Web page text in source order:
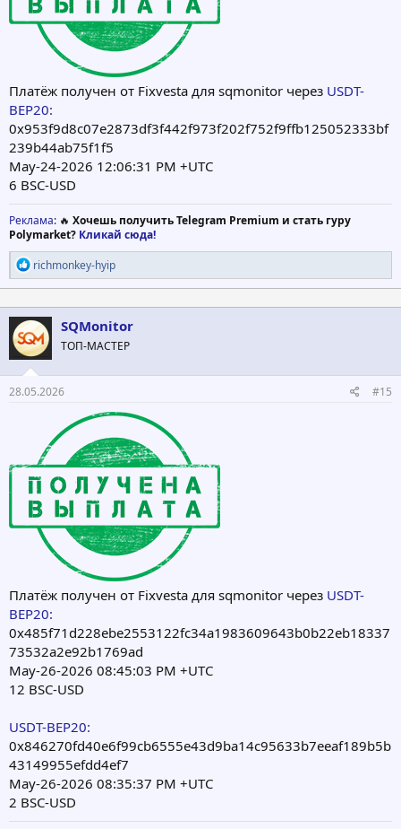
Платёж получен от Fixvesta для sqmonitor через USDT-
BEP20:
0x953f9d8c07e2873df3f442f973f202f752f9ffb125052333bf
239b44ab75f1f5
May-24-2026 12:06:31 PM +UTC
6 BSC-USD
Реклама: 🔥 Хочешь получить Telegram Premium и стать гуру
Polymarket? Кликай сюда!
Р
е
а
к
ц
и
и
:
richmonkey-hyip
SQMonitor
ТОП-МАСТЕР
28.05.2026 #15
Платёж получен от Fixvesta для sqmonitor через USDT-
BEP20:
0x485f71d228ebe2553122fc34a1983609643b0b22eb18337
73532a2e92b1769ad
May-26-2026 08:45:03 PM +UTC
12 BSC-USD
USDT-BEP20:
0x846270fd40e6f99cb6555e43d9ba14c95633b7eeaf189b5b
43149955efdd4ef7
May-26-2026 08:35:37 PM +UTC
2 BSC-USD